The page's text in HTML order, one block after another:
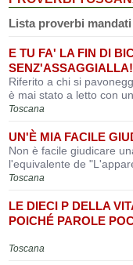
Lista proverbi
E TU FA' LA FIN DI
SENZ'ASSAGGIALLA!
Riferito a chi si
è mai stato a letto con
Toscana
UN'È MIA FACILE
Non è facile giudicare
l'equivalente de
Toscana
LE DIECI P DELLA
POICHÉ PAROLE
Toscana